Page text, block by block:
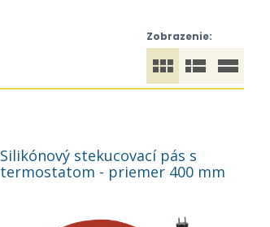
Zobrazenie:
Silikónový stekucovací pás s
termostatom - priemer 400 mm